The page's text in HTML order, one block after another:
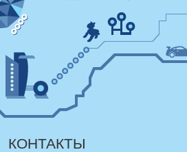
КОНТАКТЫ